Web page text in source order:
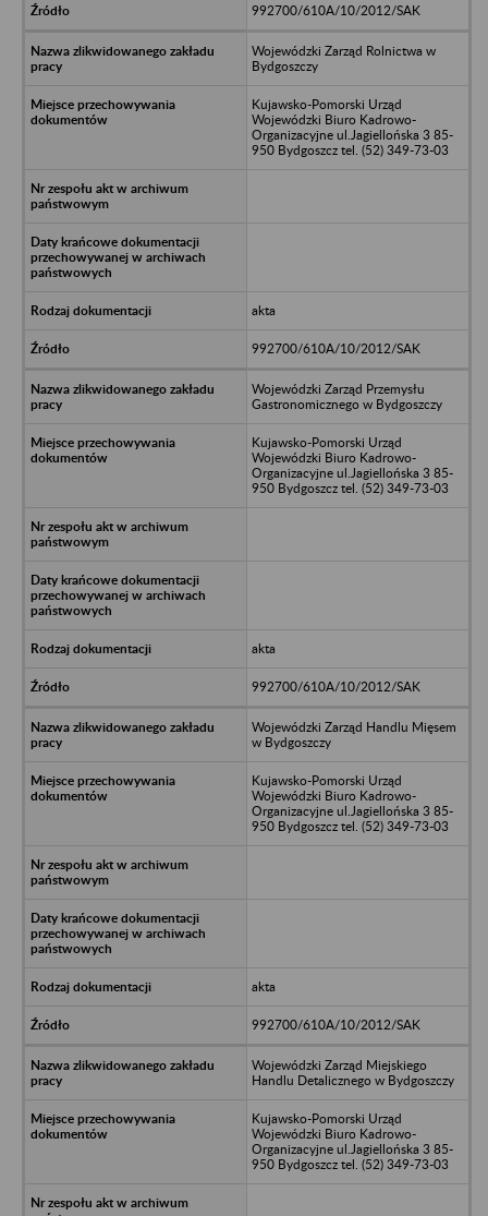
992700/610A/10/2012/SAK
Wojewódzki Zarząd Rolnictwa w
Bydgoszczy
Kujawsko-Pomorski Urząd
Wojewódzki Biuro Kadrowo-
Organizacyjne ul.Jagiellońska 3 85-
950 Bydgoszcz tel. (52) 349-73-03
akta
992700/610A/10/2012/SAK
Wojewódzki Zarząd Przemysłu
Gastronomicznego w Bydgoszczy
Kujawsko-Pomorski Urząd
Wojewódzki Biuro Kadrowo-
Organizacyjne ul.Jagiellońska 3 85-
950 Bydgoszcz tel. (52) 349-73-03
akta
992700/610A/10/2012/SAK
Wojewódzki Zarząd Handlu Mięsem
w Bydgoszczy
Kujawsko-Pomorski Urząd
Wojewódzki Biuro Kadrowo-
Organizacyjne ul.Jagiellońska 3 85-
950 Bydgoszcz tel. (52) 349-73-03
akta
992700/610A/10/2012/SAK
Wojewódzki Zarząd Miejskiego
Handlu Detalicznego w Bydgoszczy
Kujawsko-Pomorski Urząd
Wojewódzki Biuro Kadrowo-
Organizacyjne ul.Jagiellońska 3 85-
950 Bydgoszcz tel. (52) 349-73-03